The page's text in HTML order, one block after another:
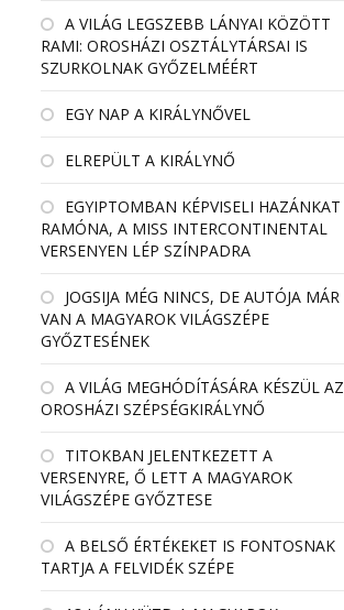
A VILÁG LEGSZEBB LÁNYAI KÖZÖTT
RAMI: OROSHÁZI OSZTÁLYTÁRSAI IS
SZURKOLNAK GYŐZELMÉÉRT
EGY NAP A KIRÁLYNŐVEL
ELREPÜLT A KIRÁLYNŐ
EGYIPTOMBAN KÉPVISELI HAZÁNKAT
RAMÓNA, A MISS INTERCONTINENTAL
VERSENYEN LÉP SZÍNPADRA
JOGSIJA MÉG NINCS, DE AUTÓJA MÁR
VAN A MAGYAROK VILÁGSZÉPE
GYŐZTESÉNEK
A VILÁG MEGHÓDÍTÁSÁRA KÉSZÜL AZ
OROSHÁZI SZÉPSÉGKIRÁLYNŐ
TITOKBAN JELENTKEZETT A
VERSENYRE, Ő LETT A MAGYAROK
VILÁGSZÉPE GYŐZTESE
A BELSŐ ÉRTÉKEKET IS FONTOSNAK
TARTJA A FELVIDÉK SZÉPE